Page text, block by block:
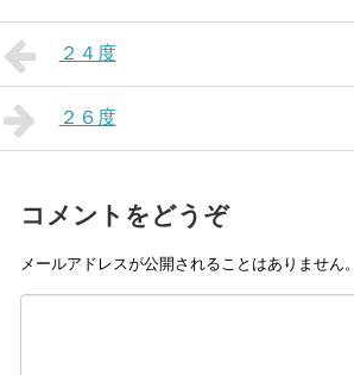
２４度
２６度
コメントをどうぞ
メールアドレスが公開されることはありません